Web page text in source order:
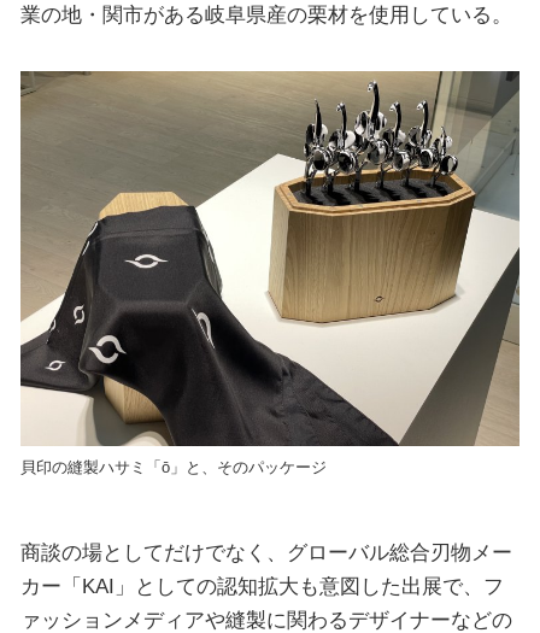
業の地・関市がある岐阜県産の栗材を使用している。
貝印の縫製ハサミ「ō」と、そのパッケージ
商談の場としてだけでなく、グローバル総合刃物メー
カー「KAI」としての認知拡大も意図した出展で、フ
ァッションメディアや縫製に関わるデザイナーなどの